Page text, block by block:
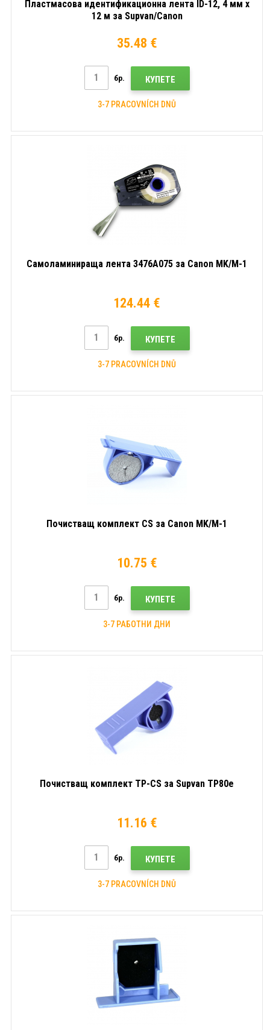
Пластмасова идентификационна лента ID-12, 4 мм x
12 м за Supvan/Canon
35.48 €
бр. КУПЕТЕ
3-7 PRACOVNÍCH DNŮ
Самоламинираща лента 3476A075 за Canon MK/M-1
124.44 €
бр. КУПЕТЕ
3-7 PRACOVNÍCH DNŮ
Почистващ комплект CS за Canon MK/M-1
10.75 €
бр. КУПЕТЕ
3-7 РАБОТНИ ДНИ
Почистващ комплект TP-CS за Supvan TP80e
11.16 €
бр. КУПЕТЕ
3-7 PRACOVNÍCH DNŮ